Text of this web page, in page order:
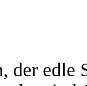
der edle